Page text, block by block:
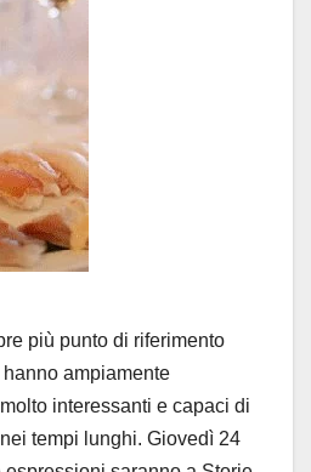
più punto di riferimento
ampiamente
interessanti e capaci di
tempi lunghi. Giovedì 24